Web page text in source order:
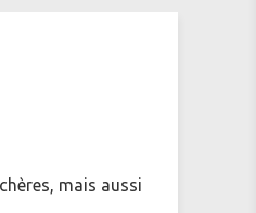
mais aussi